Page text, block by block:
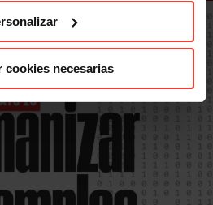
cookies necesarias